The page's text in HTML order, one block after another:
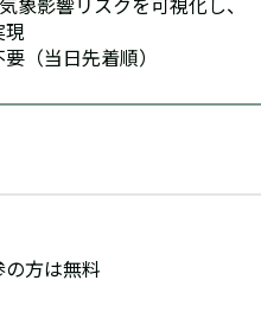
（当日先着順）
方は無料